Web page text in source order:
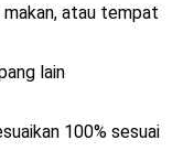
atau tempat
lain
100% sesuai